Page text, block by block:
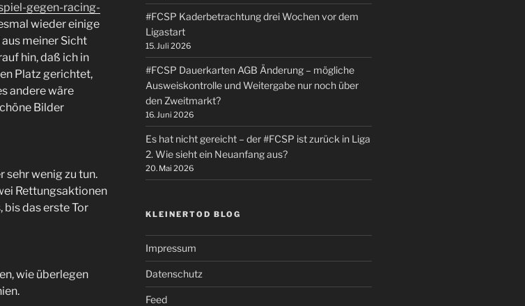
gegen-racing-
wieder einige
meiner Sicht
hin, daß ich in
Platz gerichtet,
andere wäre
Bilder
sehr wenig zu tun.
Rettungsaktionen
bis das erste Tor
wie überlegen
#FCSP Kaderbetrachtung drei Wochen vor dem
Ligastart
15. Juli 2026
#FCSP Dauerkarten AGB Änderung – mögliche
Ausweiskontrolle und Weitergabe nur noch über
den Zweitmarkt?
16. Juni 2026
Es hat nicht gereicht – der #FCSP ist zurück in Liga
2. Wie sieht ein Neuanfang aus?
20. Mai 2026
KLEINERTOD BLOG
Impressum
Datenschutz
Feed